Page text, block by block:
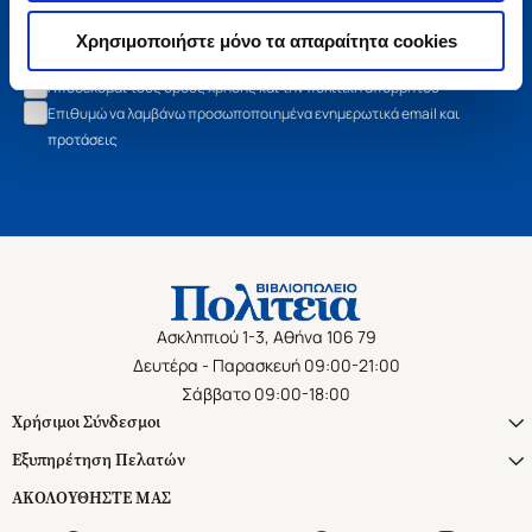
Χρησιμοποιήστε μόνο τα απαραίτητα cookies
Αποδέχομαι τους όρους χρήσης και την πολιτική απορρήτου
Επιθυμώ να λαμβάνω προσωποποιημένα ενημερωτικά email και
προτάσεις
Ασκληπιού 1-3, Αθήνα 106 79
Δευτέρα - Παρασκευή 09:00-21:00
Σάββατο 09:00-18:00
Χρήσιμοι Σύνδεσμοι
Εξυπηρέτηση Πελατών
ΑΚΟΛΟΥΘΗΣΤΕ ΜΑΣ